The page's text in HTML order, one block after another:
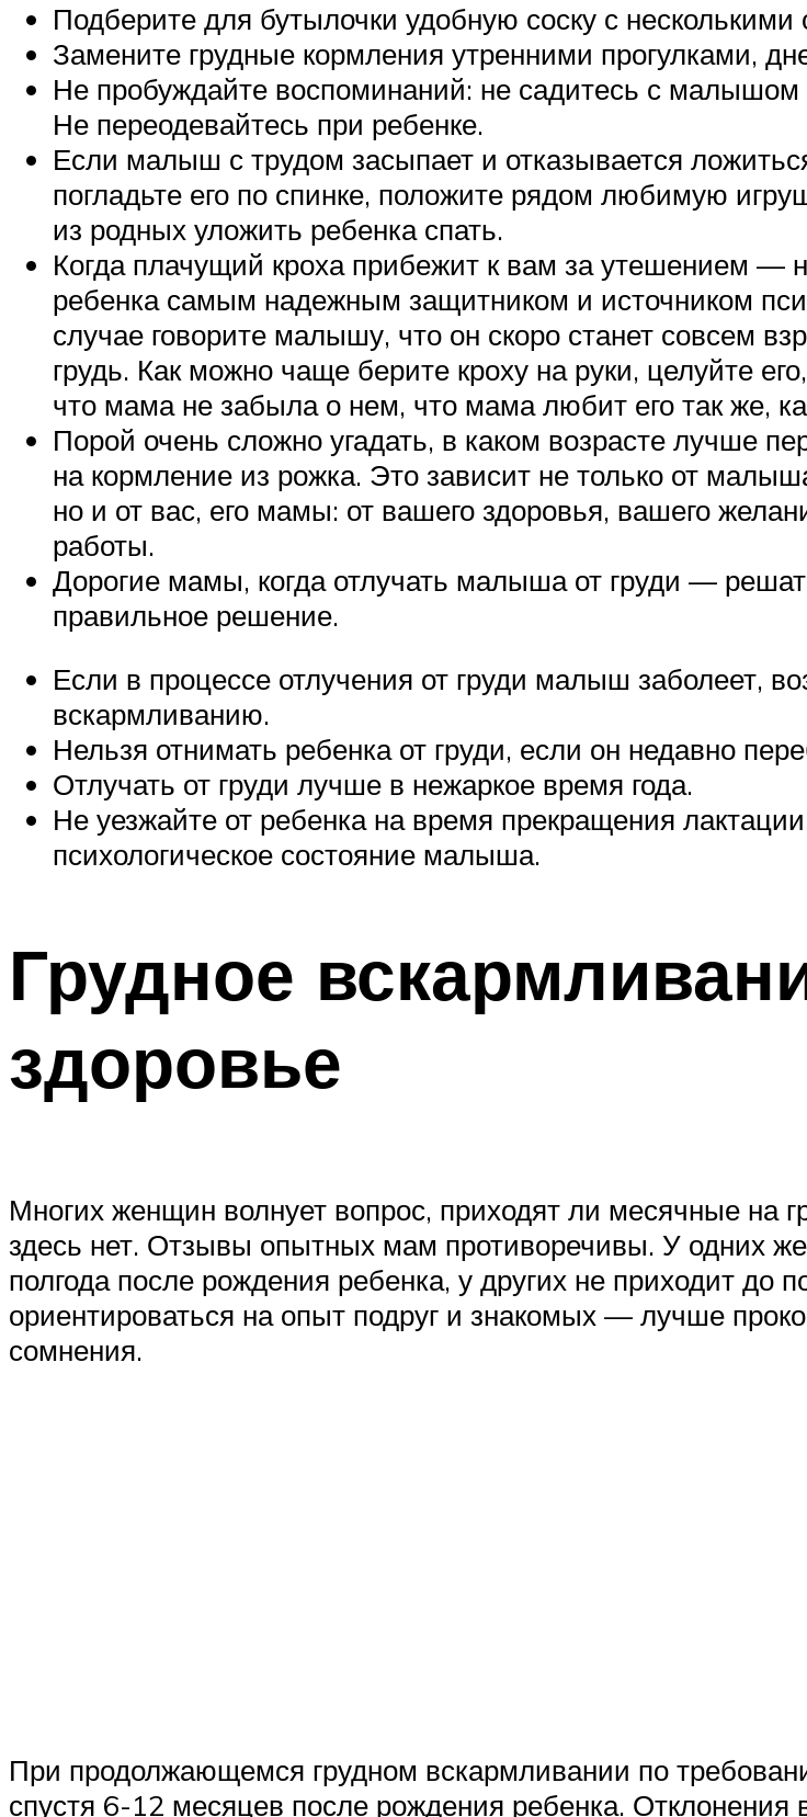
Подберите для бутылочки удобную соску с несколькими
Замените грудные кормления утренними прогулками,
Не пробуждайте воспоминаний: не садитесь с
Не переодевайтесь при ребенке.
Если малыш с трудом засыпает и отказывается
погладьте его по спинке, положите рядом любимую
из родных уложить ребенка спать.
Когда плачущий кроха прибежит к вам за утешением —
ребенка самым надежным защитником и источником
случае говорите малышу, что он скоро станет совсем
грудь. Как можно чаще берите кроху на руки, целуйте
что мама не забыла о нем, что мама любит его так же,
Порой очень сложно угадать, в каком возрасте лучше
на кормление из рожка. Это зависит не только от
но и от вас, его мамы: от вашего здоровья, вашего
работы.
Дорогие мамы, когда отлучать малыша от груди —
правильное решение.
Если в процессе отлучения от груди малыш заболеет,
вскармливанию.
Нельзя отнимать ребенка от груди, если он недавно
Отлучать от груди лучше в нежаркое время года.
Не уезжайте от ребенка на время прекращения
психологическое состояние малыша.
Грудное
здоровье
Многих женщин волнует вопрос, приходят ли месячные на
здесь нет. Отзывы опытных мам противоречивы. У одних
полгода после рождения ребенка, у других не приходит до
ориентироваться на опыт подруг и знакомых — лучше
сомнения.
При продолжающемся грудном вскармливании по
спустя 6-12 месяцев после рождения ребенка.